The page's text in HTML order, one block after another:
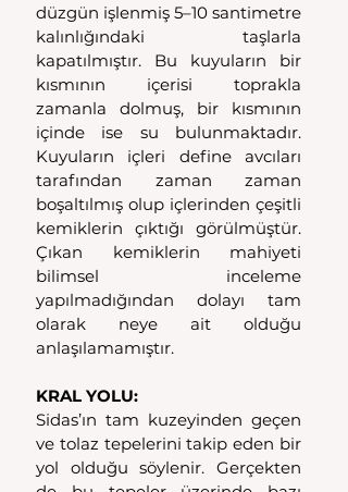
düzgün işlenmiş 5–10 santimetre
kalınlığındaki taşlarla
kapatılmıştır. Bu kuyuların bir
kısmının içerisi toprakla
zamanla dolmuş, bir kısmının
içinde ise su bulunmaktadır.
Kuyuların içleri define avcıları
tarafından zaman zaman
boşaltılmış olup içlerinden çeşitli
kemiklerin çıktığı görülmüştür.
Çıkan kemiklerin mahiyeti
bilimsel inceleme
yapılmadığından dolayı tam
olarak neye ait olduğu
anlaşılamamıştır.
KRAL YOLU:
Sidas’ın tam kuzeyinden geçen
ve tolaz tepelerini takip eden bir
yol olduğu söylenir. Gerçekten